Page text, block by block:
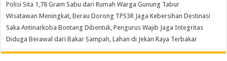
Polisi Sita 1,78 Gram Sabu dari Rumah Warga Gunung Tabur
Wisatawan Meningkat, Berau Dorong TPS3R Jaga Kebersihan Destinasi
Saka Antinarkoba Bontang Dibentuk, Pengurus Wajib Jaga Integritas
Diduga Berawal dari Bakar Sampah, Lahan di Jekan Raya Terbakar